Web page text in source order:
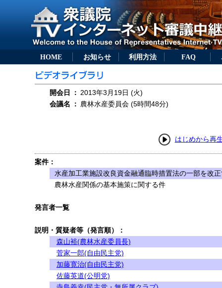
HOME お知らせ 利用方法 FAQ
開会日 ： 2013年3月19日 (火)
会議名
： 農林水産委員会 (5時間48分)
はじめから再
案件：
水産加工業施設改良資金融通臨時措置法の一部を改
農林水産関係の基本施策に関する件
発言者一覧
説明・質疑者等（発言順）：
森山裕(農林水産委員長)
菅家一郎(自由民主党)
加藤寛治(自由民主党)
佐藤英道(公明党)